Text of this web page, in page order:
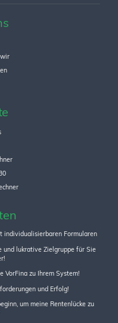
individualisierbaren Formularen
und lukrative Zielgruppe für Sie
VorFina zu Ihrem System!
und Erfolg!
um meine Rentenlücke zu